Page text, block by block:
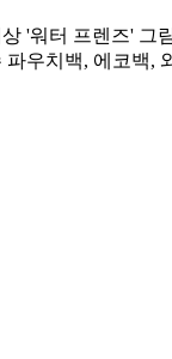
'워터 프렌즈'
우치백, 에코백,